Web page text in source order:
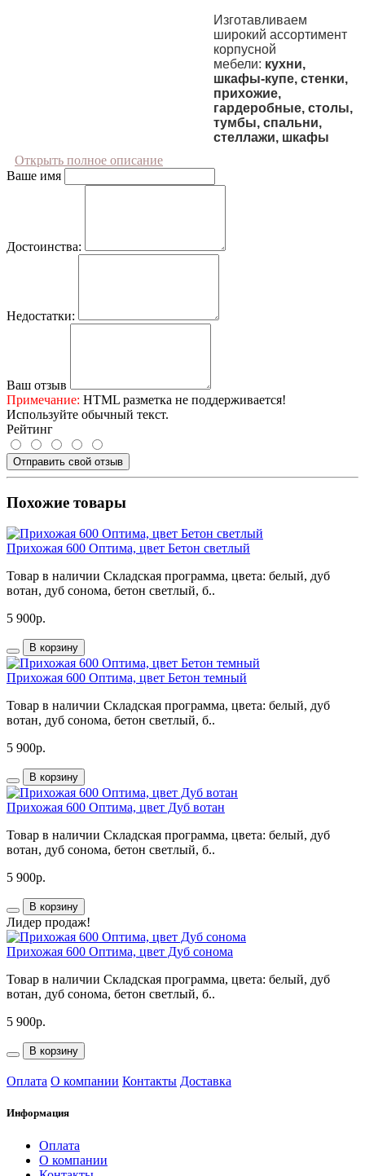
Изготавливаем
широкий ассортимент
корпусной
мебели: кухни,
шкафы-купе, стенки,
прихожие,
гардеробные, столы,
тумбы, спальни,
стеллажи, шкафы
Открыть полное описание
Ваше имя
Достоинства:
Недостатки:
Ваш отзыв
Примечание: HTML разметка не поддерживается!
Используйте обычный текст.
Рейтинг
Отправить свой отзыв
Похожие товары
Прихожая 600 Оптима, цвет Бетон светлый
Товар в наличии Складская программа, цвета: белый, дуб
вотан, дуб сонома, бетон светлый, б..
5 900р.
В корзину
Прихожая 600 Оптима, цвет Бетон темный
Товар в наличии Складская программа, цвета: белый, дуб
вотан, дуб сонома, бетон светлый, б..
5 900р.
В корзину
Прихожая 600 Оптима, цвет Дуб вотан
Товар в наличии Складская программа, цвета: белый, дуб
вотан, дуб сонома, бетон светлый, б..
5 900р.
В корзину
Лидер продаж!
Прихожая 600 Оптима, цвет Дуб сонома
Товар в наличии Складская программа, цвета: белый, дуб
вотан, дуб сонома, бетон светлый, б..
5 900р.
В корзину
Оплата О компании Контакты Доставка
Информация
Оплата
О компании